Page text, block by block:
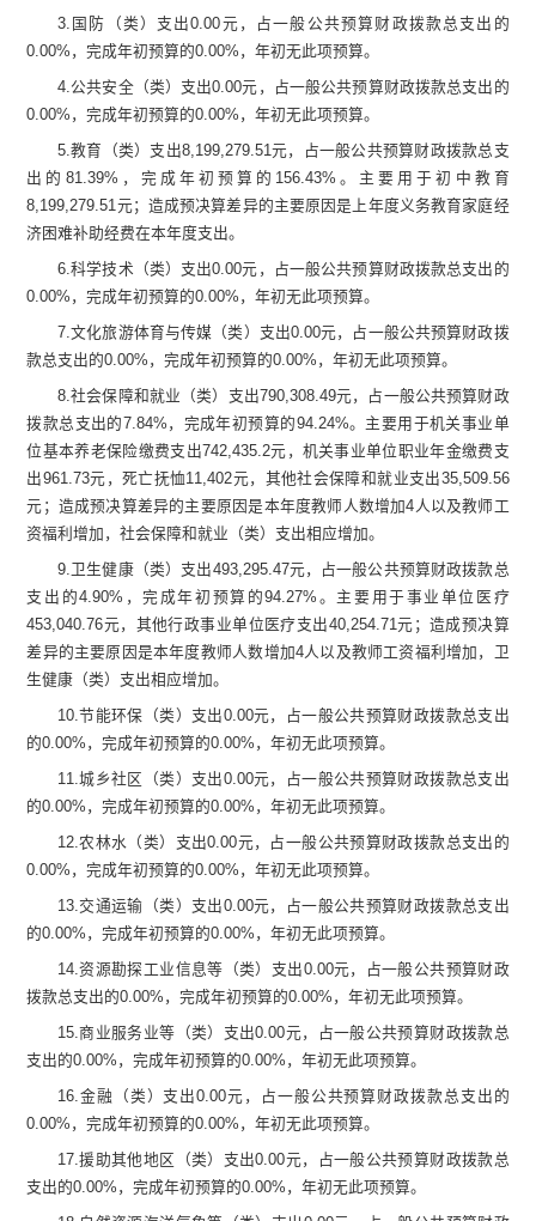
3. 国防（类）支出0.00元 ，占一般公共预算财政拨款总支出的
0.00% ，完成年初预算的0.00% ，年初无此项预算。
4.公共安全（类）支出0.00元 ，占一般公共预算财政拨款总支出的
0.00% ，完成年初预算的0.00% ，年初无此项预算。
5.教育（类）支出8,199,279.51元，占一般公共预算财政拨款总支
出的 81.39% ， 完成年初预算的 156.43% 。主要用于初中教育
8,199,279.51元； 造成预决算差异的主要原因是上年度义务教育家庭经
济困难补助经费在本年度支出。
6.科学技术（类）支出0.00元，占一般公共预算财政拨款总支出的
0.00% ，完成年初预算的0.00% ，年初无此项预算。
7.文化旅游体育与传媒（类）支出0.00元，占一般公共预算财政拨
款总支出的0.00% ，完成年初预算的0.00% ，年初无此项预算。
8.社会保障和就业（类）支出790,308.49元，占一般公共预算财政
拨款总支出的7.84% ， 完成年初预算的94.24%。主要用于机关事业单
位基本养老保险缴费支出742,435.2元，机关事业单位职业年金缴费支
出961.73元，死亡抚恤11,402元，其他社会保障和就业支出35,509.56
元 ； 造成预决算差异的主要原因是本年度教师 人数增加4人以及教师 工
资福利增加，社会保障和就业（类）支出相应增加。
9.卫生健康（类）支出493,295.47元，占一般公共预算财政拨款总
支出的4.90% ，完成年初预算的94.27% 。主要用于事业单位医疗
453,040.76元，其他行政事业单位医疗支出40,254.71元 ； 造成预决算
差异的主要原因是本年度教师人数增加4人以及教师工资福利增加， 卫
生健康（类） 支出相应增加。
10.节能环保（类）支出0.00元，占一般公共预算财政拨款总支出
的0.00% ，完成年初预算的0.00% ，年初无此项预算。
11.城乡社区（类）支出0.00元，占一般公共预算财政拨款总支出
的0.00% ，完成年初预算的0.00% ，年初无此项预算。
12.农林水（类）支出0.00元，占一般公共预算财政拨款总支出的
0.00% ，完成年初预算的0.00% ，年初无此项预算。
13.交通运输（类）支出0.00元，占一般公共预算财政拨款总支出
的0.00% ，完成年初预算的0.00% ，年初无此项预算。
14.资源勘探工业信息等（类）支出0.00元，占一般公共预算财政
拨款总支出的0.00% ，完成年初预算的0.00% ，年初无此项预算。
15.商业服务业等（类）支出0.00元，占一般公共预算财政拨款总
支出的0.00% ，完成年初预算的0.00% ，年初无此项预算。
16.金融（类）支出0.00元 ，占一般公共预算财政拨款总支出的
0.00% ，完成年初预算的0.00% ，年初无此项预算。
17.援助其他地区（类）支出0.00元，占一般公共预算财政拨款总
支出的0.00% ，完成年初预算的0.00% ，年初无此项预算。